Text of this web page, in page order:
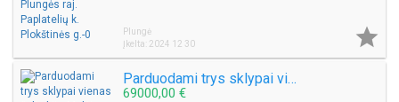
Plungė
Įkelta: 2024 12 30

Parduodami trys sklypai vienas šalia kito Molėtų raj. Mackonių k.
69000,00 €